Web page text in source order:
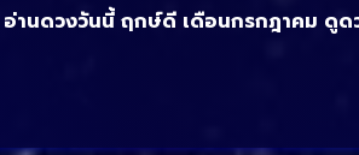
านดวงวันนี้ ฤกษ์ดี เดือนกรกฎาคม ดูด